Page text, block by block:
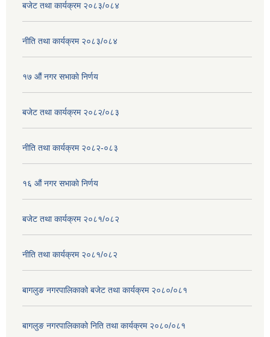
बजेट तथा कार्यक्रम २०८३/०८४
नीति तथा कार्यक्रम २०८३/०८४
१७ ‌‍औं नगर सभाकाे निर्णय
बजेट तथा कार्यक्रम २०८२/०८३
नीति तथा कार्यक्रम २०८२-०८३
१६ ‌औं नगर सभाकाे निर्णय
बजेट तथा कार्यक्रम २०८१/०८२
नीति तथा कार्यक्रम २०८१/०८२
बागलुङ नगरपालिकाको बजेट तथा कार्यक्रम २०८०/०८१
बागलुङ नगरपालिकाको निति तथा कार्यक्रम २०८०/०८१